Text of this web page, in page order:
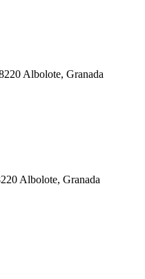
Albolote, Granada
Albolote, Granada